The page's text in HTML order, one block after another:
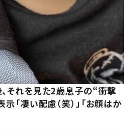
それを見た2歳息子の“衝撃
凄い配慮（笑）」「お顔はか